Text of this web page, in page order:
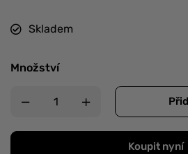
Skladem
Množství
Koupit nyní